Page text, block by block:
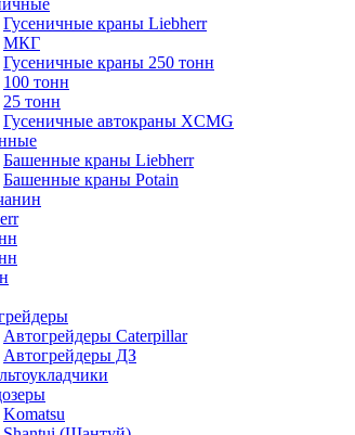
Гусеничные краны Liebherr
МКГ
Гусеничные краны 250 тонн
100 тонн
25 тонн
Гусеничные автокраны XCMG
Башенные краны Liebherr
Башенные краны Potain
Автогрейдеры Caterpillar
Автогрейдеры ДЗ
Komatsu